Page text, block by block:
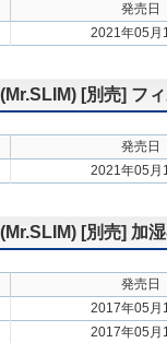
発売日
2021年05月
[別売] フ
発売日
2021年05月
[別売] 加
発売日
2017年05月
2017年05月